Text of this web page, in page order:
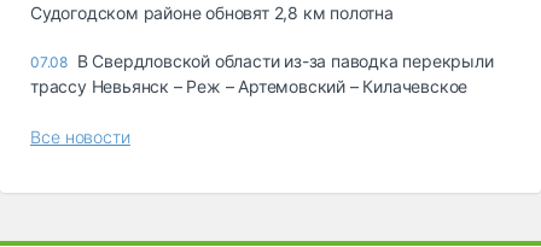
Судогодском районе обновят 2,8 км полотна
07.08 В Свердловской области из-за паводка перекрыли
трассу Невьянск – Реж – Артемовский – Килачевское
Все новости